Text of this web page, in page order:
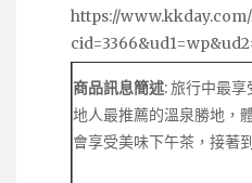
https://
商品訊息簡述: 旅行中最
地人最推薦的溫泉勝地，
會享受美味下午茶，接著